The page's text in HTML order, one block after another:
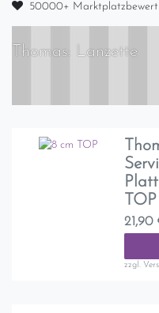
50000+
Thomas: Lanzette
TOP
21,90
zzgl.